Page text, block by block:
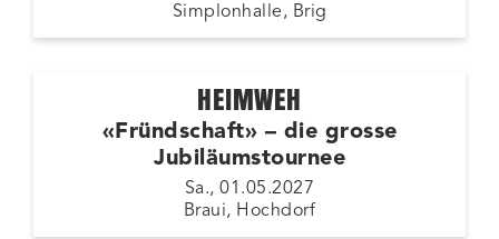
Simplonhalle, Brig
HEIMWEH
«Fründschaft» – die grosse
Jubiläumstournee
Sa., 01.05.2027
Braui, Hochdorf